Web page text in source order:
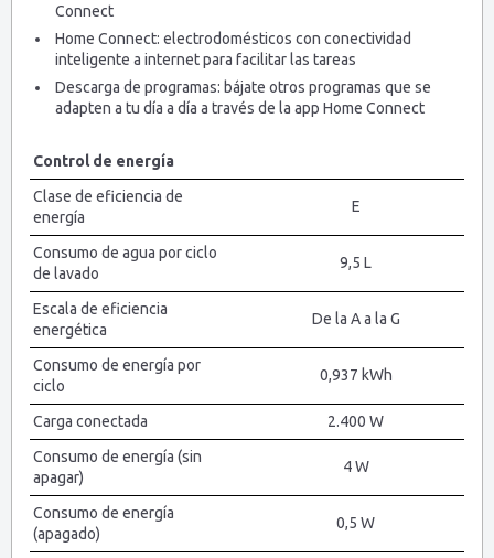
Connect
Home Connect: electrodomésticos con conectividad
inteligente a internet para facilitar las tareas
Descarga de programas: bájate otros programas que se
adapten a tu día a día a través de la app Home Connect
Control de energía
Clase de eficiencia de
energía
E
Consumo de agua por ciclo
de lavado
9,5 L
Escala de eficiencia
energética
De la A a la G
Consumo de energía por
ciclo
0,937 kWh
Carga conectada
2.400 W
Consumo de energía (sin
apagar)
4 W
Consumo de energía
(apagado)
0,5 W